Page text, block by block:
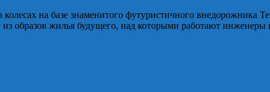
на базе знаменитого футуристичного внедорожника
образов жилья будущего, над которыми работают инженеры